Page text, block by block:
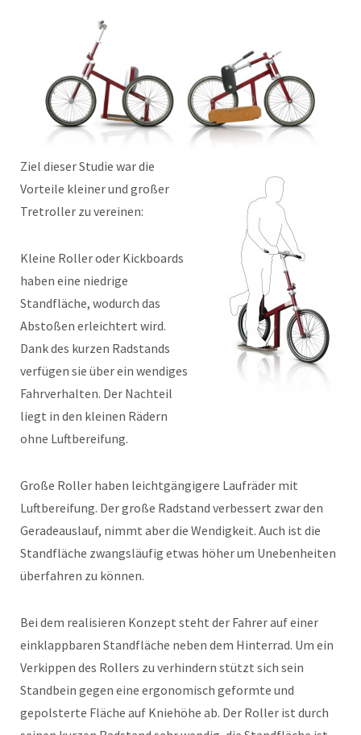
Ziel dieser Studie war die
Vorteile kleiner und großer
Tretroller zu vereinen:
Kleine Roller oder Kickboards
haben eine niedrige
Standfläche, wodurch das
Abstoßen erleichtert wird.
Dank des kurzen Radstands
verfügen sie über ein wendiges
Fahrverhalten. Der Nachteil
liegt in den kleinen Rädern
ohne Luftbereifung.
Große Roller haben leichtgängigere Laufräder mit
Luftbereifung. Der große Radstand verbessert zwar den
Geradeauslauf, nimmt aber die Wendigkeit. Auch ist die
Standfläche zwangsläufig etwas höher um Unebenheiten
überfahren zu können.
Bei dem realisieren Konzept steht der Fahrer auf einer
einklappbaren Standfläche neben dem Hinterrad. Um ein
Verkippen des Rollers zu verhindern stützt sich sein
Standbein gegen eine ergonomisch geformte und
gepolsterte Fläche auf Kniehöhe ab. Der Roller ist durch